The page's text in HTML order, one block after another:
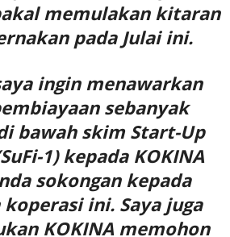
memulakan kitaran
pada Julai ini.
ingin menawarkan
sebanyak
bawah skim Start-Up
1) kepada KOKINA
sokongan kepada
ini. Saya juga
KOKINA memohon